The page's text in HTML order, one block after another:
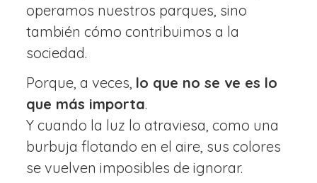
operamos nuestros parques, sino
también cómo contribuimos a la
sociedad.
Porque, a veces, lo que no se ve es lo
que más importa.
Y cuando la luz lo atraviesa, como una
burbuja flotando en el aire, sus colores
se vuelven imposibles de ignorar.